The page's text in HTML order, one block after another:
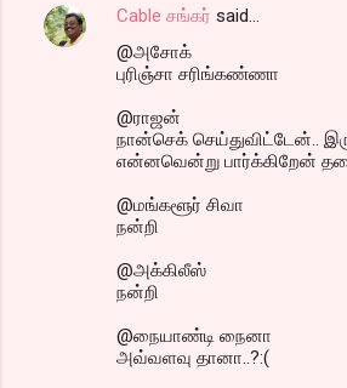
Cable சங்கர் said…
@அசோக்
புரிஞ்சா சரிங்கண்ணா
@ராஜன்
நான்செக் செய்துவிட்டேன்..
என்னவென்று பார்க்கிறேன்
@மங்களூர் சிவா
நன்றி
@அக்கிலீஸ்
நன்றி
@நையாண்டி நைனா
அவ்வளவு தானா..?:(